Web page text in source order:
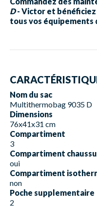
D- Victor et
tous vos équipements
Nom du sac
Multithermobag 9035 D
Dimensions
76x41x31 cm
Compartiment
3
Compartiment
oui
Compartiment
non
Poche supplementaire
2